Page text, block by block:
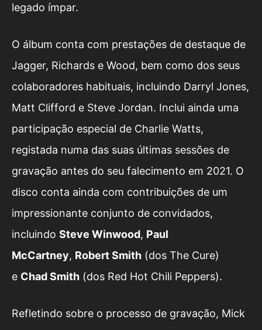
legado ímpar.
O álbum conta com prestações de destaque de
Jagger, Richards e Wood, bem como dos seus
colaboradores habituais, incluindo Darryl Jones,
Matt Clifford e Steve Jordan. Inclui ainda uma
participação especial de Charlie Watts,
registada numa das suas últimas sessões de
gravação antes do seu falecimento em 2021. O
disco conta ainda com contribuições de um
impressionante conjunto de convidados,
incluindo Steve Winwood, Paul
McCartney, Robert Smith (dos The Cure)
e Chad Smith (dos Red Hot Chili Peppers).
Refletindo sobre o processo de gravação, Mick